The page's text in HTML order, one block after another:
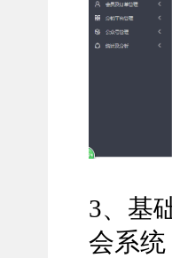
3、基
会系